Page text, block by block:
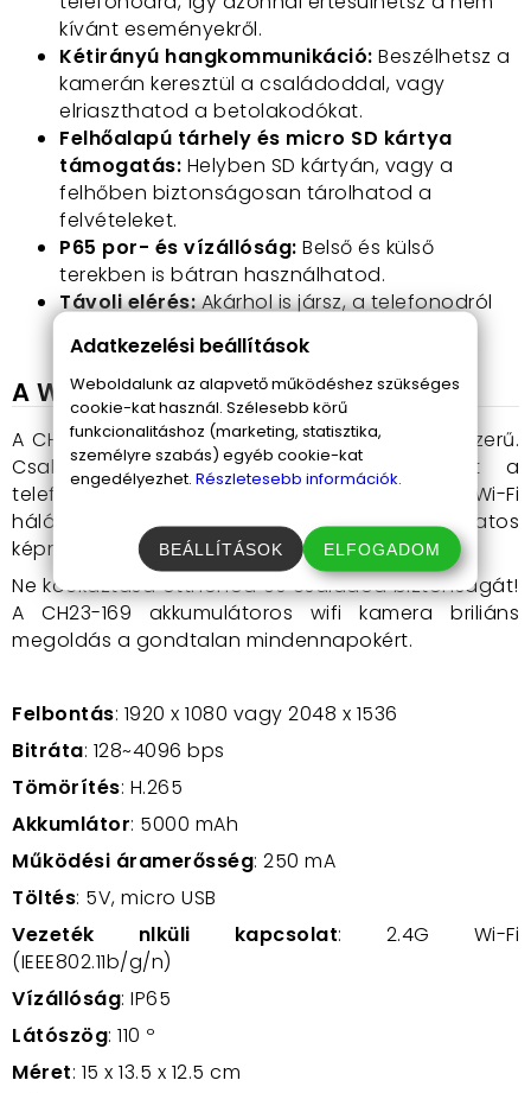
kívánt eseményekről.
Kétirányú hangkommunikáció: Beszélhetsz a
kamerán keresztül a családoddal, vagy
elriaszthatod a betolakodókat.
Felhőalapú tárhely és micro SD kártya
támogatás: Helyben SD kártyán, vagy a
felhőben biztonságosan tárolhatod a
felvételeket.
P65 por- és vízállóság: Belső és külső
terekben is bátran használhatod.
Távoli elérés:Akárhol is jársz, a telefonodról
A WiFi kamera használata
A CH23-169 kamera használata rendkívül egyszerű.
Csak töltsd le az ingyenes applikációt a
telefonodra, csatlakoztasd a kamerát a Wi-Fi
hálózathoz, és máris élvezheted a bámulatos
képminőséget és a szuper funkciókat.
Ne kockáztasd otthonod és családod biztonságát!
A CH23-169 akkumulátoros wifi kamera briliáns
megoldás a gondtalan mindennapokért.
Felbontás: 1920 x 1080 vagy 2048 x 1536
Bitráta: 128~4096 bps
Tömörítés: H.265
Akkumlátor: 5000 mAh
Működési áramerősség: 250 mA
Töltés: 5V, micro USB
Vezeték nlküli kapcsolat: 2.4G Wi-Fi
(IEEE802.11b/g/n)
Vízállóság: IP65
Látószög: 110 º
Méret: 15 x 13.5 x 12.5 cm
Adatkezelési beállítások
Weboldalunk az alapvető működéshez szükséges
cookie-kat használ. Szélesebb körű
funkcionalitáshoz (marketing, statisztika,
személyre szabás) egyéb cookie-kat
engedélyezhet. Részletesebb információk.
BEÁLLÍTÁSOK ELFOGADOM